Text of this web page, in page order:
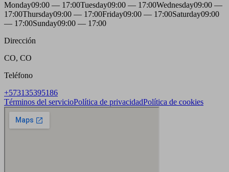
Monday09:00 — 17:00Tuesday09:00 — 17:00Wednesday09:00 —
17:00Thursday09:00 — 17:00Friday09:00 — 17:00Saturday09:00
— 17:00Sunday09:00 — 17:00
Dirección
CO, CO
Teléfono
+573135395186
Términos del servicioPolítica de privacidadPolítica de cookies